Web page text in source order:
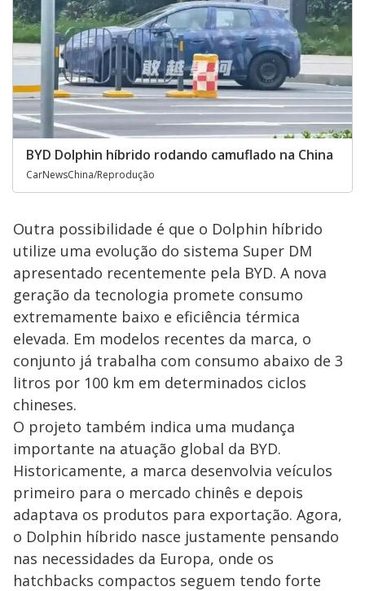
BYD Dolphin híbrido rodando camuflado na China
CarNewsChina/Reprodução
Outra possibilidade é que o Dolphin híbrido
utilize uma evolução do sistema Super DM
apresentado recentemente pela BYD. A nova
geração da tecnologia promete consumo
extremamente baixo e eficiência térmica
elevada. Em modelos recentes da marca, o
conjunto já trabalha com consumo abaixo de 3
litros por 100 km em determinados ciclos
chineses.
O projeto também indica uma mudança
importante na atuação global da BYD.
Historicamente, a marca desenvolvia veículos
primeiro para o mercado chinês e depois
adaptava os produtos para exportação. Agora,
o Dolphin híbrido nasce justamente pensando
nas necessidades da Europa, onde os
hatchbacks compactos seguem tendo forte